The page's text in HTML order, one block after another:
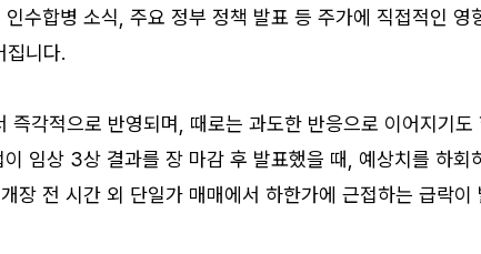
수합병 소식, 주요 정부 정책 발표 등 주가에 직접적인 영
집니다.
즉각적으로 반영되며, 때로는 과도한 반응으로 이어지기도
임상 3상 결과를 장 마감 후 발표했을 때, 예상치를 하회
장 전 시간 외 단일가 매매에서 하한가에 근접하는 급락이